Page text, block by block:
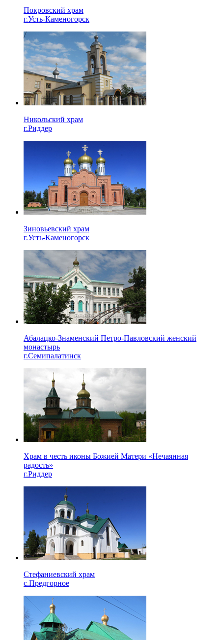
Покровский храм
г.Усть-Каменогорск
Никольский храм
г.Риддер
Зиновьевский храм
г.Усть-Каменогорск
Абалацко-Знаменский Петро-Павловский женский
монастырь
г.Семипалатинск
Храм в честь иконы Божией Матери «Нечаянная
радость»
г.Риддер
Стефаниевский храм
с.Предгорное